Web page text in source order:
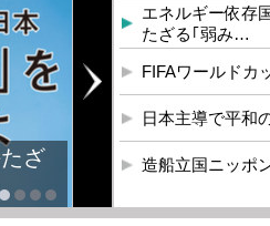
エネルギー依
たざる｢弱み…
FIFAワールドカ
日本主導で平和
造船立国ニッポ